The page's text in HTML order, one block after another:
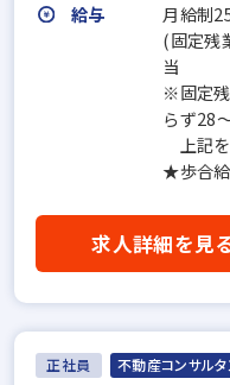
給与
月給制
(固定残
当
※固定
らず28
上記
★歩合
求人詳細を見
正社員 不動産コンサルタ